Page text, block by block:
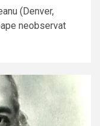
(Denver,
neobservat